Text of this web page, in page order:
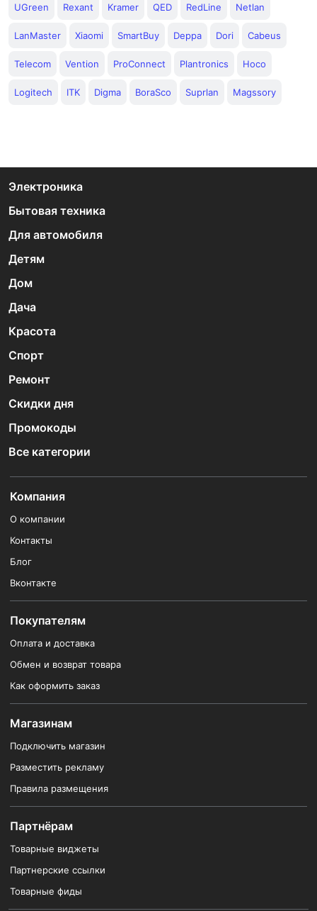
UGreen Rexant Kramer QED RedLine Netlan
LanMaster Xiaomi SmartBuy Deppa Dori Cabeus
Telecom Vention ProConnect Plantronics Hoco
Logitech ITK Digma BoraSco Suprlan Magssory
Электроника
Бытовая техника
Для автомобиля
Детям
Дом
Дача
Красота
Спорт
Ремонт
Скидки дня
Промокоды
Все категории
Компания
О компании
Контакты
Блог
Вконтакте
Покупателям
Оплата и доставка
Обмен и возврат товара
Как оформить заказ
Магазинам
Подключить магазин
Разместить рекламу
Правила размещения
Партнёрам
Товарные виджеты
Партнерские ссылки
Товарные фиды